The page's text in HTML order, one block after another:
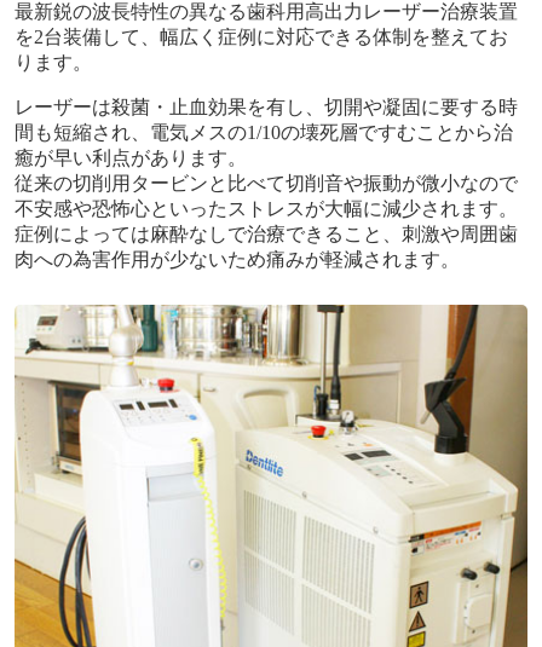
最新鋭の波長特性の異なる歯科用高出力レーザー治療装置
を2台装備して、幅広く症例に対応できる体制を整えてお
ります。
レーザーは殺菌・止血効果を有し、切開や凝固に要する時
間も短縮され、電気メスの1/10の壊死層ですむことから治
癒が早い利点があります。
従来の切削用タービンと比べて切削音や振動が微小なので
不安感や恐怖心といったストレスが大幅に減少されます。
症例によっては麻酔なしで治療できること、刺激や周囲歯
肉への為害作用が少ないため痛みが軽減されます。